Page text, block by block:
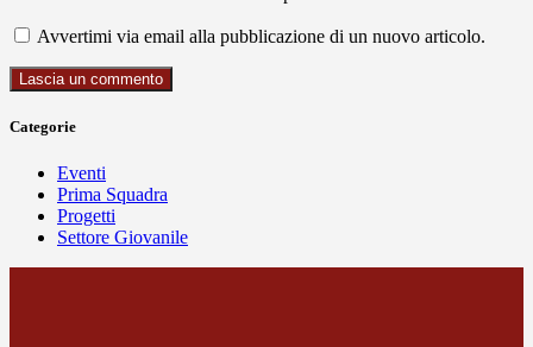
Avvertimi via email alla pubblicazione di un nuovo articolo.
Categorie
Eventi
Prima Squadra
Progetti
Settore Giovanile